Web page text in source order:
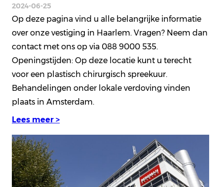
2024-06-25
Op deze pagina vind u alle belangrijke informatie
over onze vestiging in Haarlem. Vragen? Neem dan
contact met ons op via 088 9000 535.
Openingstijden: Op deze locatie kunt u terecht
voor een plastisch chirurgisch spreekuur.
Behandelingen onder lokale verdoving vinden
plaats in Amsterdam.
Lees meer >